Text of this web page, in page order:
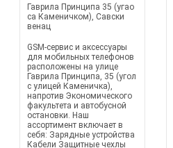
Гаврила Принципа 35 (угао
са Каменичком), Савски
венац
GSM-сервис и аксессуары
для мобильных телефонов
расположены на улице
Гаврила Принципа, 35 (угол
с улицей Каменичка),
напротив Экономического
факультета и автобусной
остановки. Наш
ассортимент включает в
себя: Зарядные устройства
Кабели Защитные чехлы